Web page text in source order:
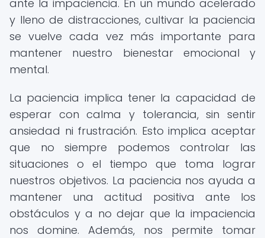
ante la impaciencia. En un mundo acelerado
y lleno de distracciones, cultivar la paciencia
se vuelve cada vez más importante para
mantener nuestro bienestar emocional y
mental.
La paciencia implica tener la capacidad de
esperar con calma y tolerancia, sin sentir
ansiedad ni frustración. Esto implica aceptar
que no siempre podemos controlar las
situaciones o el tiempo que toma lograr
nuestros objetivos. La paciencia nos ayuda a
mantener una actitud positiva ante los
obstáculos y a no dejar que la impaciencia
nos domine. Además, nos permite tomar